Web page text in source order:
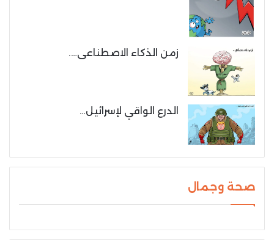
زمن الذكاء الاصطناعى….
الدرع الواقي لإسرائيل…
صحة وجمال